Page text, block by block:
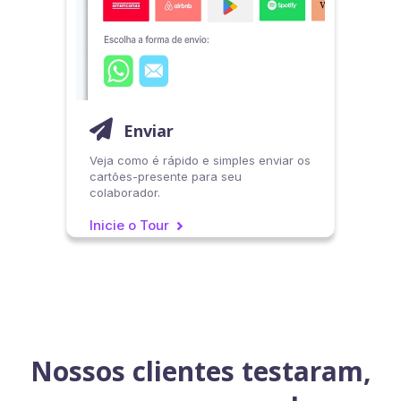
Enviar

Veja como é rápido e simples enviar os
cartões-presente para seu
colaborador.
Inicie o Tour >
Nossos clientes testaram,